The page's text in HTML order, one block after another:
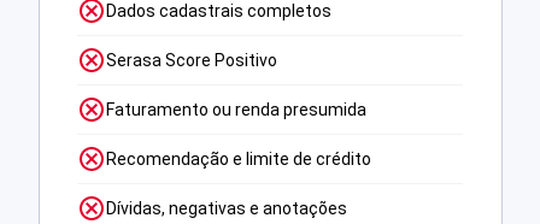
Dados cadastrais completos
Serasa Score Positivo
Faturamento ou renda presumida
Recomendação e limite de crédito
Dívidas, negativas e anotações